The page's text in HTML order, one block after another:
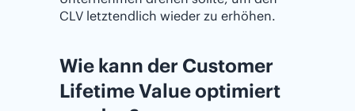
CLV letztendlich wieder zu erhöhen.
Wie kann der Customer
Lifetime Value optimiert